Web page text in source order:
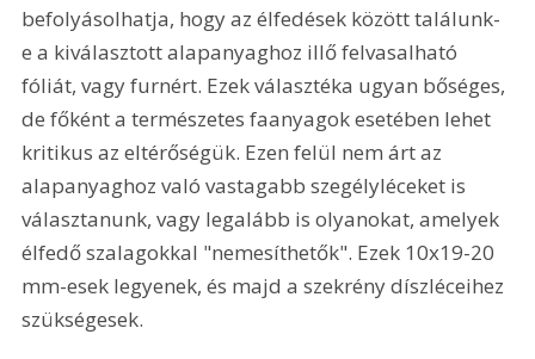
befolyásolhatja, hogy az élfedések között találunk-
e a kiválasztott alapanyaghoz illő felvasalható
fóliát, vagy furnért. Ezek választéka ugyan bőséges,
de főként a természetes faanyagok esetében lehet
kritikus az eltérőségük. Ezen felül nem árt az
alapanyaghoz való vastagabb szegélyléceket is
választanunk, vagy legalább is olyanokat, amelyek
élfedő szalagokkal "nemesíthetők". Ezek 10x19-20
mm-esek legyenek, és majd a szekrény díszléceihez
szükségesek.